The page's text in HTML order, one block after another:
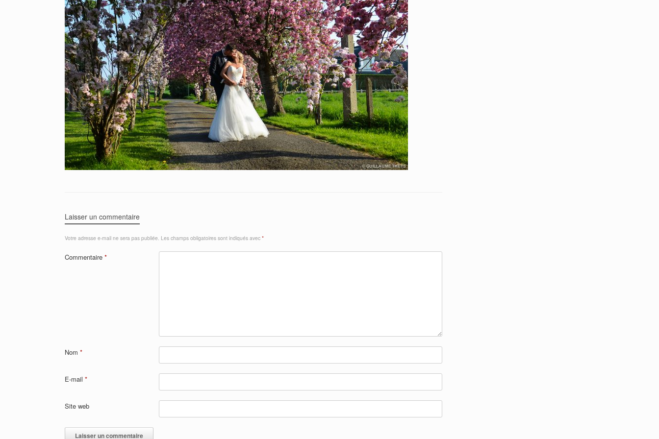
Laisser un commentaire
Votre adresse e-mail ne sera pas publiée. Les champs obligatoires sont indiqués avec *
Commentaire *
Nom *
E-mail *
Site web